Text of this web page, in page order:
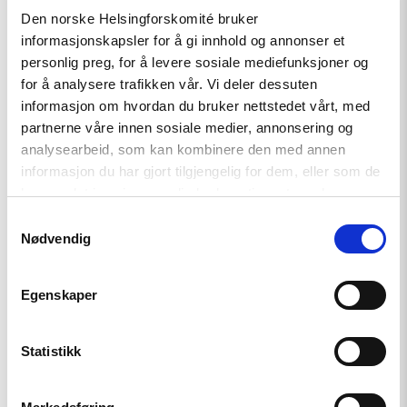
Den norske Helsingforskomité bruker
informasjonskapsler for å gi innhold og annonser et
personlig preg, for å levere sosiale mediefunksjoner og
for å analysere trafikken vår. Vi deler dessuten
informasjon om hvordan du bruker nettstedet vårt, med
partnerne våre innen sosiale medier, annonsering og
analysearbeid, som kan kombinere den med annen
informasjon du har gjort tilgjengelig for dem, eller som de
har samlet inn gjennom din bruk av tjenestene deres.
Nødvendig
Egenskaper
Statistikk
Artikkel
Krever internasjonal
etterforskning av
menneskerettighetsbrudd i
Georgia